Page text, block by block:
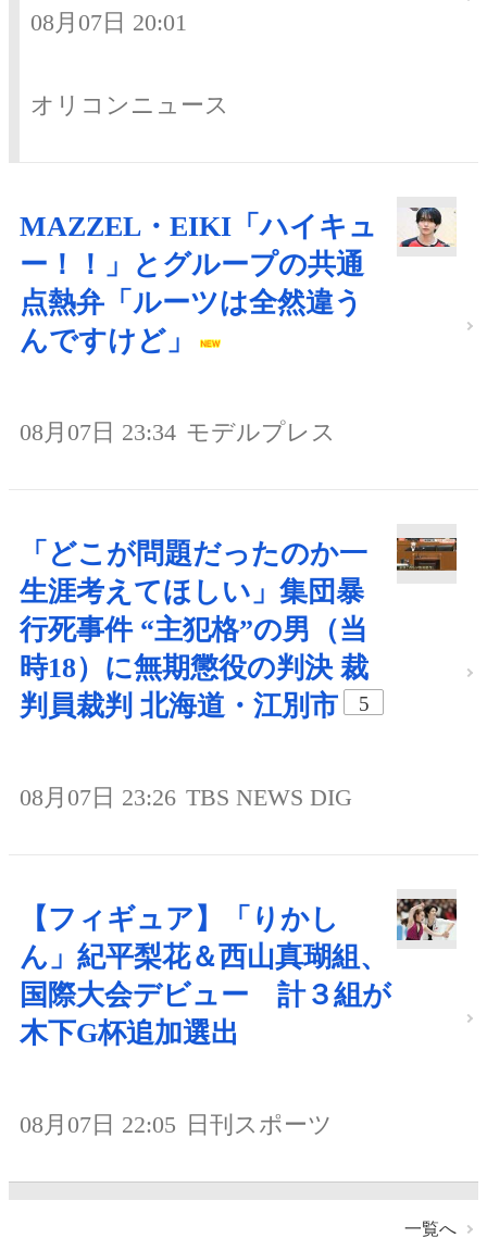
08月07日 20:01
オリコンニュース
MAZZEL・EIKI「ハイキュ
ー！！」とグループの共通
点熱弁「ルーツは全然違う
んですけど」
08月07日 23:34 モデルプレス
「どこが問題だったのか一
生涯考えてほしい」集団暴
行死事件 “主犯格”の男（当
時18）に無期懲役の判決 裁
判員裁判 北海道・江別市
5
08月07日 23:26 TBS NEWS DIG
【フィギュア】「りかし
ん」紀平梨花＆西山真瑚組、
国際大会デビュー 計３組が
木下G杯追加選出
08月07日 22:05 日刊スポーツ
一覧へ